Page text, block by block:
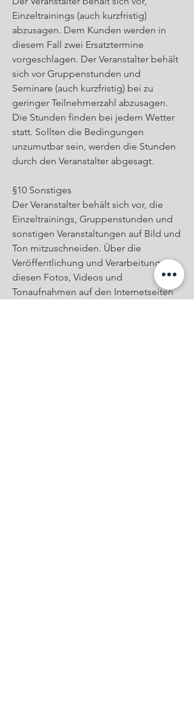
Einzeltrainings (auch kurzfristig)
abzusagen. Dem Kunden werden in
diesem Fall zwei Ersatztermine
vorgeschlagen. Der Veranstalter behält
sich vor Gruppenstunden und
Seminare (auch kurzfristig) bei zu
geringer Teilnehmerzahl abzusagen.
Die Stunden finden bei jedem Wetter
statt. Sollten die Bedingungen
unzumutbar sein, werden die Stunden
durch den Veranstalter abgesagt.
§10 Sonstiges
Der Veranstalter behält sich vor, die
Einzeltrainings, Gruppenstunden und
sonstigen Veranstaltungen auf Bild und
Ton mitzuschneiden. Über die
Veröffentlichung und Verarbeitung von
diesen Fotos, Videos und
Tonaufnahmen auf den Internetseiten